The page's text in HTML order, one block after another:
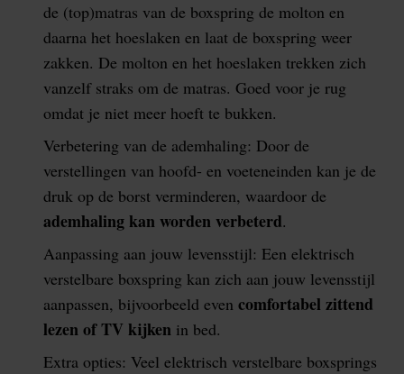
de (top)matras van de boxspring de molton en
daarna het hoeslaken en laat de boxspring weer
zakken. De molton en het hoeslaken trekken zich
vanzelf straks om de matras. Goed voor je rug
omdat je niet meer hoeft te bukken.
Verbetering van de ademhaling: Door de
verstellingen van hoofd- en voeteneinden kan je de
druk op de borst verminderen, waardoor de
ademhaling kan worden verbeterd.
Aanpassing aan jouw levensstijl: Een elektrisch
verstelbare boxspring kan zich aan jouw levensstijl
aanpassen, bijvoorbeeld even comfortabel zittend
lezen of TV kijken in bed.
Extra opties: Veel elektrisch verstelbare boxsprings